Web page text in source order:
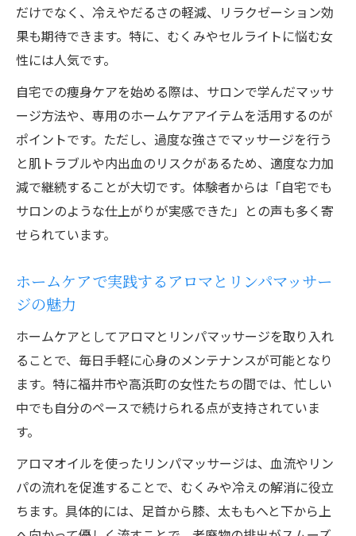
女性の悩みに寄り添うホームエステの魅力
女性専用ホームケアが叶える安心と美しさ
痩身エステ体験で得られる女性特有のメリ
ット
ホームケアで解決する肩こりやむくみの悩
み
アロママッサージが女性の心身を癒す理由
ホームエステで知るセルフケアのポイント
福井県で見つける安心のアロマケアTips
福井で評判のアロママッサージ体験談まと
安心できるホームケアとサロン選びのコツ
福井のリンパマッサージとホームケアの違
い
ホームケアで実践するアロマと痩身エステ
だけでなく、冷えやだるさの軽減、リラクゼーション効
果も期待できます。特に、むくみやセルライトに悩む女
性には人気です。
自宅での痩身ケアを始める際は、サロンで学んだマッサ
ージ方法や、専用のホームケアアイテムを活用するのが
ポイントです。ただし、過度な強さでマッサージを行う
と肌トラブルや内出血のリスクがあるため、適度な力加
減で継続することが大切です。体験者からは「自宅でも
サロンのような仕上がりが実感できた」との声も多く寄
せられています。
ホームケアで実践するアロマとリンパマッサー
ジの魅力
ホームケアとしてアロマとリンパマッサージを取り入れ
ることで、毎日手軽に心身のメンテナンスが可能となり
ます。特に福井市や高浜町の女性たちの間では、忙しい
中でも自分のペースで続けられる点が支持されていま
す。
アロマオイルを使ったリンパマッサージは、血流やリン
パの流れを促進することで、むくみや冷えの解消に役立
ちます。具体的には、足首から膝、太ももへと下から上